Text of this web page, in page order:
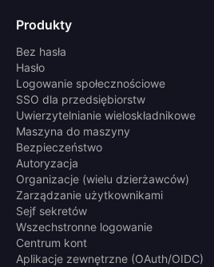
Produkty
Bez hasła
Hasło
Logowanie społecznościowe
SSO dla przedsiębiorstw
Uwierzytelnianie wieloskładnikowe
Maszyna do maszyny
Bezpieczeństwo
Autoryzacja
Organizacje (wielu dzierżawców)
Zarządzanie użytkownikami
Sejf sekretów
Wszechstronne logowanie
Centrum kont
Aplikacje zewnętrzne (OAuth/OIDC)